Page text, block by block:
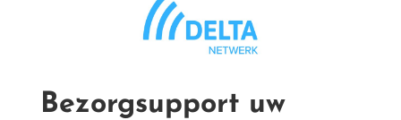
Bezorgsupport uw